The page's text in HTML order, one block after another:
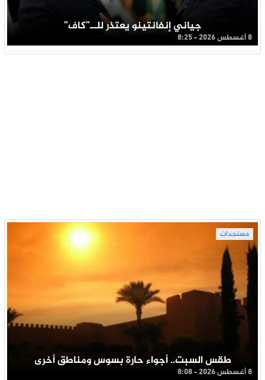
جياني إنفانتينو يعتذر للــ”كاف”
8 أغسطس 2026 - 8:25
مستجدات
طقس السبت.. أجواء حارة بسوس ومناطق أخرى
8 أغسطس 2026 - 8:08